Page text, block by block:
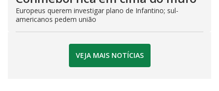
Europeus querem investigar plano de Infantino; sul-
americanos pedem união
VEJA MAIS NOTÍCIAS